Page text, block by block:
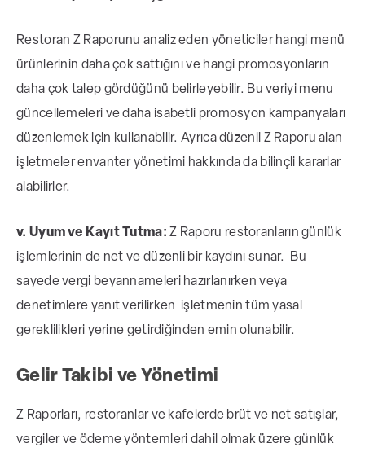
Restoran Z Raporunu analiz eden yöneticiler hangi menü
ürünlerinin daha çok sattığını ve hangi promosyonların
daha çok talep gördüğünü belirleyebilir. Bu veriyi menu
güncellemeleri ve daha isabetli promosyon kampanyaları
düzenlemek için kullanabilir. Ayrıca düzenli Z Raporu alan
işletmeler envanter yönetimi hakkında da bilinçli kararlar
alabilirler.
v. Uyum ve Kayıt Tutma: Z Raporu restoranların günlük
işlemlerinin de net ve düzenli bir kaydını sunar. Bu
sayede vergi beyannameleri hazırlanırken veya
denetimlere yanıt verilirken işletmenin tüm yasal
gereklilikleri yerine getirdiğinden emin olunabilir.
Gelir Takibi ve Yönetimi
Z Raporları, restoranlar ve kafelerde brüt ve net satışlar,
vergiler ve ödeme yöntemleri dahil olmak üzere günlük